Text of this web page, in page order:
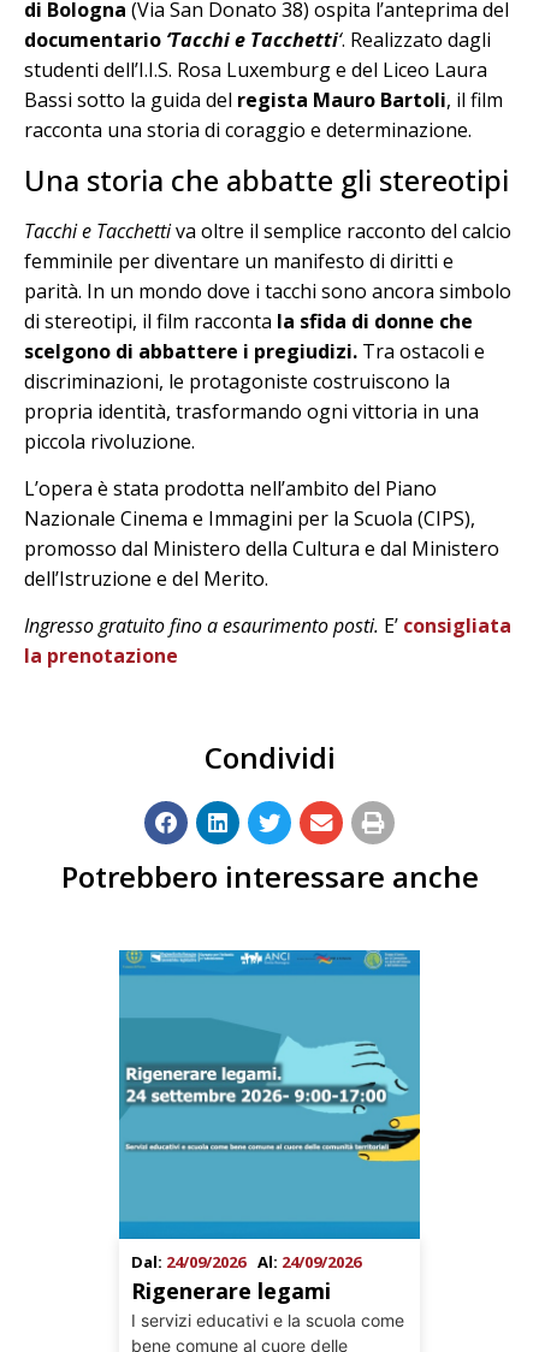
di Bologna (Via San Donato 38) ospita l’anteprima del
documentario ‘Tacchi e Tacchetti‘. Realizzato dagli
studenti dell’I.I.S. Rosa Luxemburg e del Liceo Laura
Bassi sotto la guida del regista Mauro Bartoli, il film
racconta una storia di coraggio e determinazione.
Una storia che abbatte gli stereotipi
Tacchi e Tacchettiva oltre il semplice racconto del calcio
femminile per diventare un manifesto di diritti e
parità. In un mondo dove i tacchi sono ancora simbolo
di stereotipi, il film racconta la sfida di donne che
scelgono di abbattere i pregiudizi. Tra ostacoli e
discriminazioni, le protagoniste costruiscono la
propria identità, trasformando ogni vittoria in una
piccola rivoluzione.
L’opera è stata prodotta nell’ambito del Piano
Nazionale Cinema e Immagini per la Scuola (CIPS),
promosso dal Ministero della Cultura e dal Ministero
dell’Istruzione e del Merito.
Ingresso gratuito fino a esaurimento posti. E’ consigliata
la prenotazione
Condividi
Potrebbero interessare anche
Dal: 24/09/2026 Al: 24/09/2026
Rigenerare legami
I servizi educativi e la scuola come
bene comune al cuore delle